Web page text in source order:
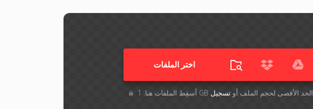
اختر الملفات
أسقِط الملفات هنا. 1 GB الحد الأقصى لحجم الملف أوتسجيل